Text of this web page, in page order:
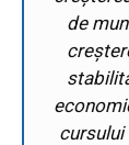
de
cursului